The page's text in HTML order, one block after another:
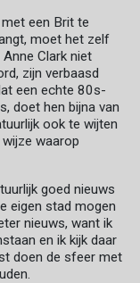
een Brit te
moet het zelf
Clark niet
zijn verbaasd
een echte 80s-
doet hen bijna van
ook te wijten
waarop
goed nieuws
eigen stad mogen
nieuws, want ik
en ik kijk daar
doen de sfeer met